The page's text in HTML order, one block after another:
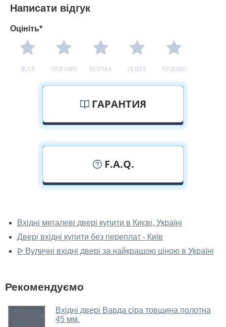
Написати відгук
Оцініть*
ЖАХ ПОГАНО НОРМА ДОБРЕ ЧУДОВО
ГАРАНТИЯ
F.A.Q.
наживо?
Так, можна подивитися двері вхідні у нашому
фірмовому салоні-магазині.
Так, у нас великий вибір міжкімнатних та вхідних
Чи допомагаєте ви вибрати двері
Вхідні металеві двері купити в Києві, Україні
Двері вхідні купити без переплат - Київ
ᐉ Вуличні вхідні двері за найкращою ціною в Україні
Рекомендуємо
Вхідні двері Варда сіра товщина полотна
45 мм.